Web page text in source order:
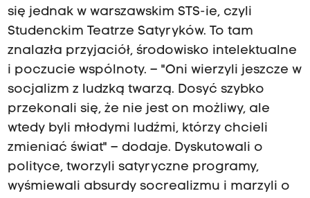
się jednak w warszawskim STS-ie, czyli
Studenckim Teatrze Satyryków. To tam
znalazła przyjaciół, środowisko intelektualne
i poczucie wspólnoty. – "Oni wierzyli jeszcze w
socjalizm z ludzką twarzą. Dosyć szybko
przekonali się, że nie jest on możliwy, ale
wtedy byli młodymi ludźmi, którzy chcieli
zmieniać świat" – dodaje. Dyskutowali o
polityce, tworzyli satyryczne programy,
wyśmiewali absurdy socrealizmu i marzyli o